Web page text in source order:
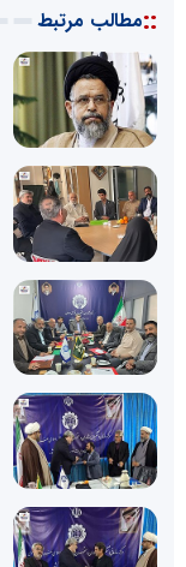
::مطالب مرتبط